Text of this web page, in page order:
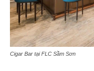
Cigar Bar tại FLC Sầm Sơn